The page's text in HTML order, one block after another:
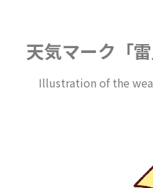
天気マーク「
Illustration of the